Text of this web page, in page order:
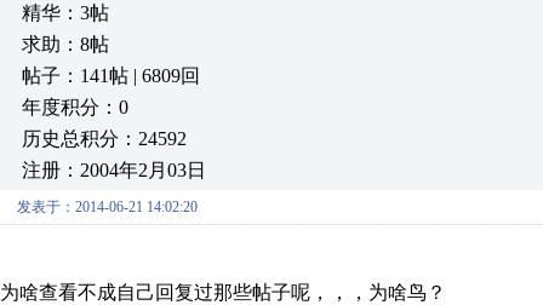
精华：3帖
求助：8帖
帖子：141帖 | 6809回
年度积分：0
历史总积分：24592
注册：2004年2月03日
发表于：2014-06-21 14:02:20
为啥查看不成自己回复过那些帖子呢，，，为啥鸟？